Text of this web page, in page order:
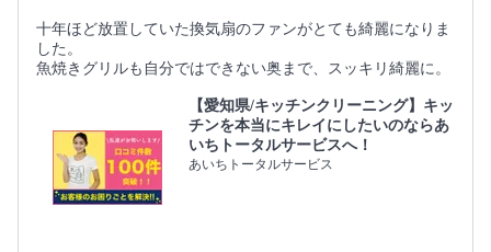
十年ほど放置していた換気扇のファンがとても綺麗になりま
した。
魚焼きグリルも自分ではできない奥まで、スッキリ綺麗に。
【愛知県/キッチンクリーニング】キッ
チンを本当にキレイにしたいのならあ
いちトータルサービスへ！
あいちトータルサービス